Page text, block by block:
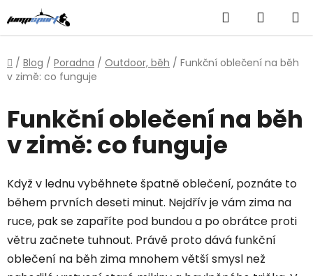
na
obsah
Hledat
KOŠÍK
Domů
/ Blog / Poradna / Outdoor, běh / Funkční oblečení na běh
v zimě: co funguje
Funkční oblečení na běh
v zimě: co funguje
Když v lednu vyběhnete špatně oblečení, poznáte to
během prvních deseti minut. Nejdřív je vám zima na
ruce, pak se zapaříte pod bundou a po obrátce proti
větru začnete tuhnout. Právě proto dává funkční
oblečení na běh zima mnohem větší smysl než